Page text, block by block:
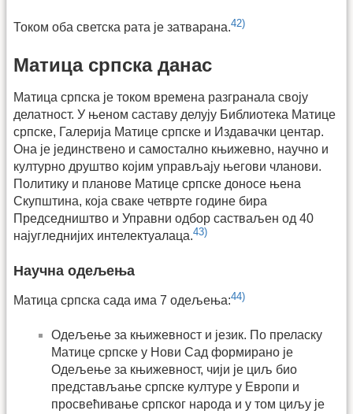
Током оба светска рата је затварана.42)
Матица српска данас
Матица српска је током времена разгранала своју
делатност. У њеном саставу делују Библиотека Матице
српске, Галерија Матице српске и Издавачки центар.
Она је јединствено и самостално књижевно, научно и
културно друштво којим управљају његови чланови.
Политику и планове Матице српске доносе њена
Скупштина, која сваке четврте године бира
Председништво и Управни одбор састваљен од 40
најугледнијих интелектуалаца.43)
Научна одељења
Матица српска сада има 7 одељења:44)
Одељење за књижевност и језик. По преласку
Матице српске у Нови Сад формирано је
Одељење за књижевност, чији је циљ био
представљање српске културе у Европи и
просвећивање српског народа и у том циљу је